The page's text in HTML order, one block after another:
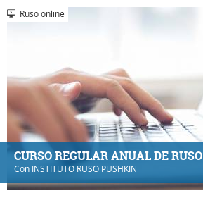
CURSO REGULAR ANUAL DE RUSO
Con INSTITUTO RUSO PUSHKIN
Ruso online